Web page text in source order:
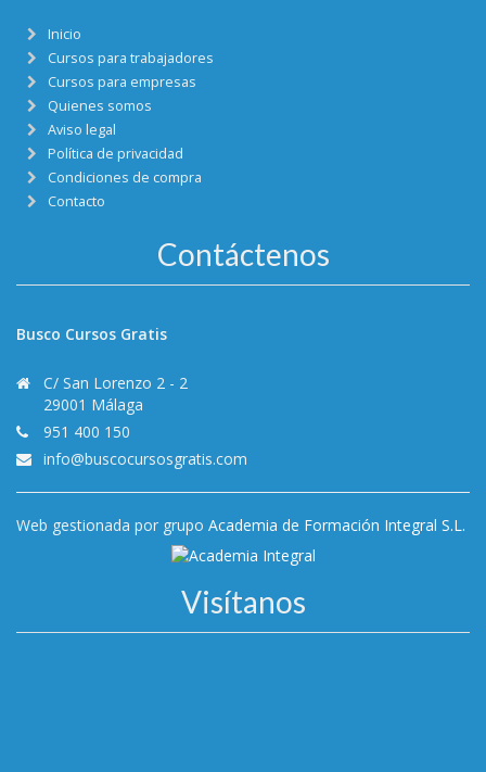
Inicio
Cursos para trabajadores
Cursos para empresas
Quienes somos
Aviso legal
Política de privacidad
Condiciones de compra
Contacto
Contáctenos
Busco Cursos Gratis
C/ San Lorenzo 2 - 2
29001 Málaga
951 400 150
info@buscocursosgratis.com
Web gestionada por grupo Academia de Formación Integral S.L.
Visítanos